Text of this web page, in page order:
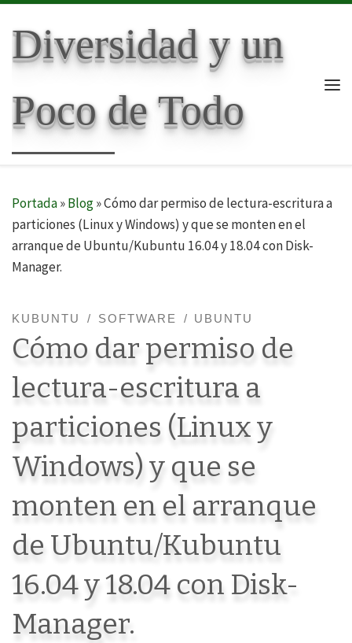
Diversidad y un
Poco de Todo
Portada»Blog»Cómo dar permiso de lectura-escritura a
particiones (Linux y Windows) y que se monten en el
arranque de Ubuntu/Kubuntu 16.04 y 18.04 con Disk-
Manager.
KUBUNTU SOFTWARE UBUNTU
Cómo dar permiso de
lectura-escritura a
particiones (Linux y
Windows) y que se
monten en el arranque
de Ubuntu/Kubuntu
16.04 y 18.04 con Disk-
Manager.